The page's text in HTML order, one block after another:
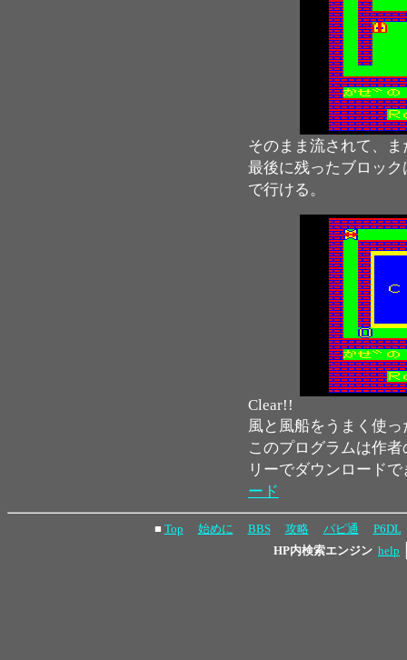
そのまま流されて、
最後に残ったブロッ
で行ける。
Clear!!
風と風船をうまく使
このプログラムは作
リーでダウンロード
ード
■ Top 始めに BBS 攻略 パピ通
P6DL
HP内検索エンジン help